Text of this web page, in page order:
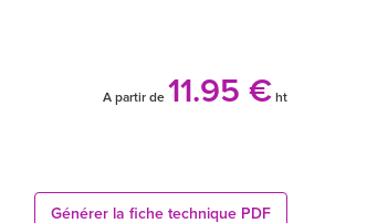
A partir de 11.95 € ht
Générer la fiche technique PDF